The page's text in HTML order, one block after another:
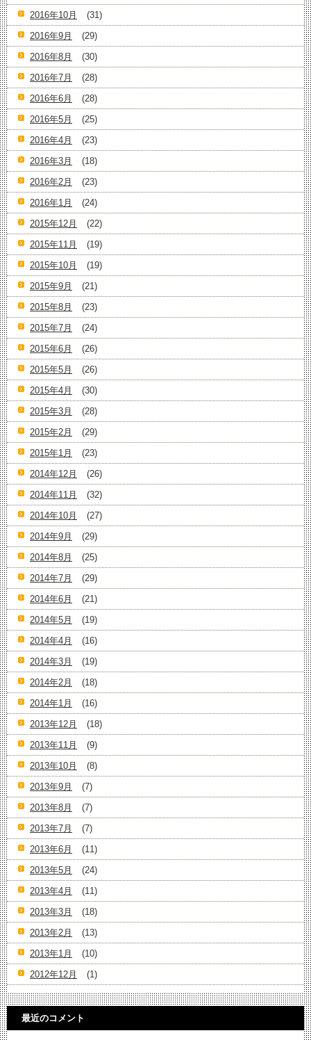
2016年10月
(31)
2016年9月
(29)
2016年8月
(30)
2016年7月
(28)
2016年6月
(28)
2016年5月
(25)
2016年4月
(23)
2016年3月
(18)
2016年2月
(23)
2016年1月
(24)
2015年12月
(22)
2015年11月
(19)
2015年10月
(19)
2015年9月
(21)
2015年8月
(23)
2015年7月
(24)
2015年6月
(26)
2015年5月
(26)
2015年4月
(30)
2015年3月
(28)
2015年2月
(29)
2015年1月
(23)
2014年12月
(26)
2014年11月
(32)
2014年10月
(27)
2014年9月
(29)
2014年8月
(25)
2014年7月
(29)
2014年6月
(21)
2014年5月
(19)
2014年4月
(16)
2014年3月
(19)
2014年2月
(18)
2014年1月
(16)
2013年12月
(18)
2013年11月
(9)
2013年10月
(8)
2013年9月
(7)
2013年8月
(7)
2013年7月
(7)
2013年6月
(11)
2013年5月
(24)
2013年4月
(11)
2013年3月
(18)
2013年2月
(13)
2013年1月
(10)
2012年12月
(1)
最近のコメント